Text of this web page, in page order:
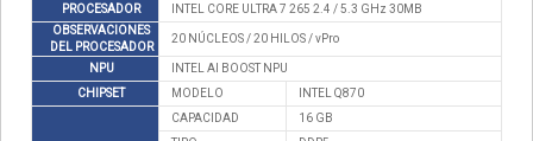
PROCESADOR
INTEL CORE ULTRA 7 265 2.4 / 5.3 GHz 30MB
OBSERVACIONES
DEL PROCESADOR
20 NÚCLEOS / 20 HILOS / vPro
NPU
INTEL AI BOOST NPU
CHIPSET
MODELO INTEL Q870
CAPACIDAD
16 GB